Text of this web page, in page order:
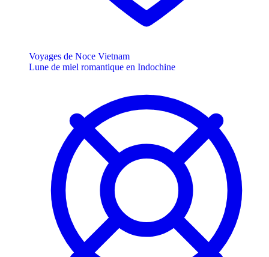
Voyages de Noce Vietnam
Lune de miel romantique en Indochine